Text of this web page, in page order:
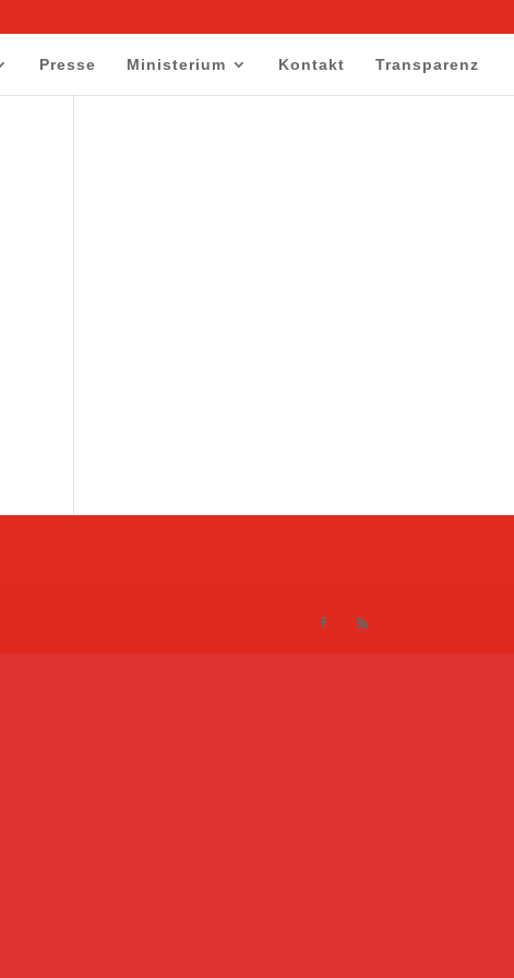
Presse Ministerium Kontakt Transparenz